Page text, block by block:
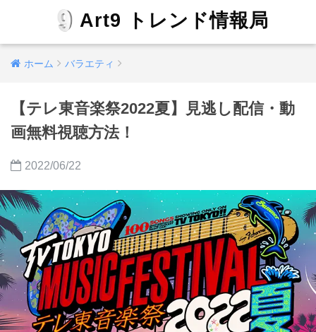
Art9 トレンド情報局
ホーム バラエティ
【テレ東音楽祭2022夏】見逃し配信・動
画無料視聴方法！
2022/06/22